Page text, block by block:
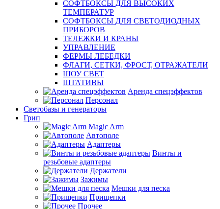
СОФТБОКСЫ ДЛЯ ВЫСОКИХ
ТЕМПЕРАТУР
СОФТБОКСЫ ДЛЯ СВЕТОДИОДНЫХ
ПРИБОРОВ
ТЕЛЕЖКИ И КРАНЫ
УПРАВЛЕНИЕ
ФЕРМЫ ЛЕБЕДКИ
ФЛАГИ, СЕТКИ, ФРОСТ, ОТРАЖАТЕЛИ
ШОУ СВЕТ
ШТАТИВЫ
Аренда спецэффектов
Персонал
Светобазы и генераторы
Грип
Magic Arm
Автополе
Адаптеры
Винты и
резьбовые адаптеры
Держатели
Зажимы
Мешки для песка
Прищепки
Прочее